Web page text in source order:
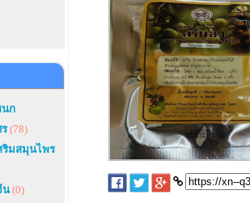
นก
(78)
ริมสมุนไพร
น(0)